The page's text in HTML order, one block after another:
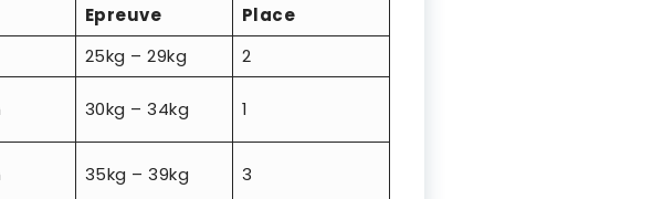
Epreuve
Place
25kg – 29kg
2
30kg – 34kg 1
35kg – 39kg 3